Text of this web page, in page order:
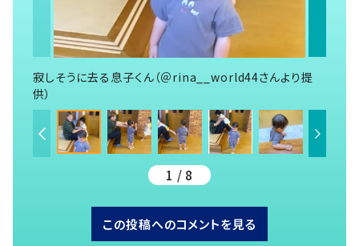
寂しそうに去る息子くん（＠rina__world44さんより提
供）
1 / 8
この投稿へのコメントを見る